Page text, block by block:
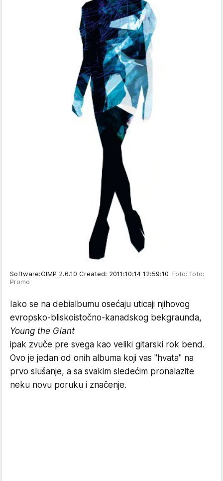
Software:GIMP 2.6.10 Created: 2011:10:14 12:59:10 Foto: foto:
Promo
Iako se na debialbumu osećaju uticaji njihovog
evropsko-bliskoistočno-kanadskog bekgraunda,
Young the Giant
ipak zvuče pre svega kao veliki gitarski rok bend.
Ovo je jedan od onih albuma koji vas "hvata" na
prvo slušanje, a sa svakim sledećim pronalazite
neku novu poruku i značenje.